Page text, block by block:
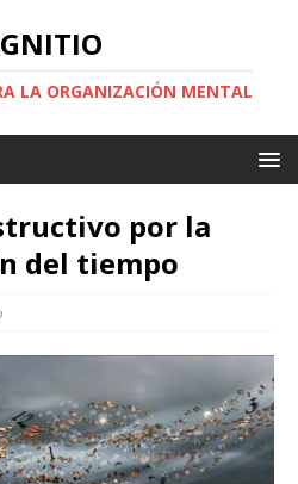
LA ORGANIZACIÓN MENTAL
por la
del tiempo